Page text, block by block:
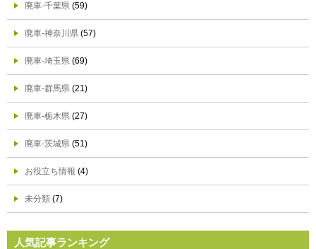
廃車-千葉県 (59)
廃車-神奈川県 (57)
廃車-埼玉県 (69)
廃車-群馬県 (21)
廃車-栃木県 (27)
廃車-茨城県 (51)
お役立ち情報 (4)
未分類 (7)
人気記事ランキング